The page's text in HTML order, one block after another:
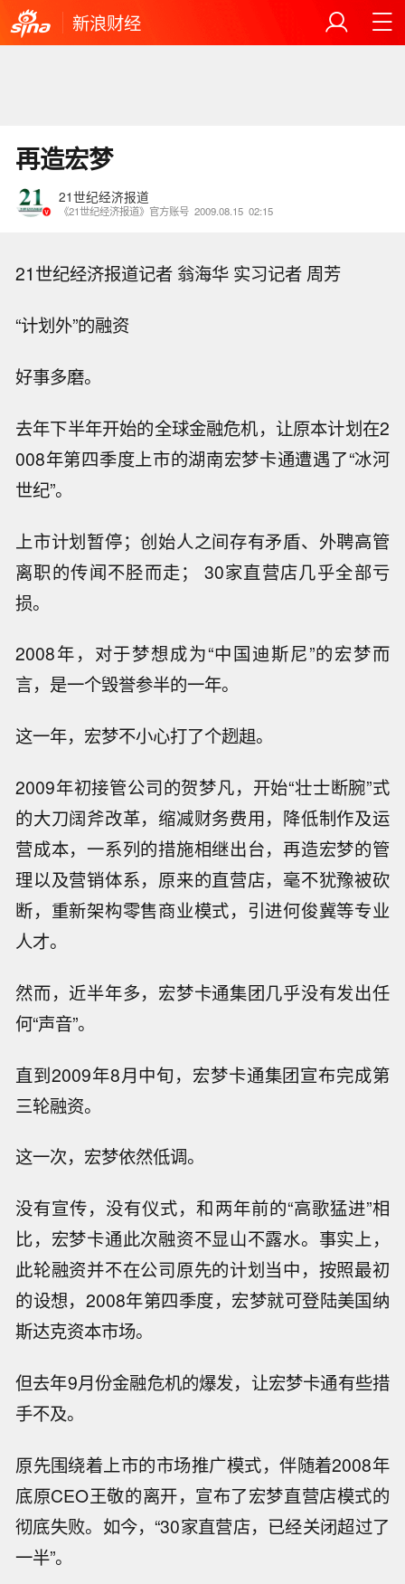
新浪财经
再造宏梦
21世纪经济报道
《21世纪经济报道》官方账号 2009.08.15 02:15
21世纪经济报道记者 翁海华 实习记者 周芳
“计划外”的融资
好事多磨。
去年下半年开始的全球金融危机，让原本计划在2
008年第四季度上市的湖南宏梦卡通遭遇了“冰河
世纪”。
上市计划暂停；创始人之间存有矛盾、外聘高管
离职的传闻不胫而走； 30家直营店几乎全部亏
损。
2008年，对于梦想成为“中国迪斯尼”的宏梦而
言，是一个毁誉参半的一年。
这一年，宏梦不小心打了个趔趄。
2009年初接管公司的贺梦凡，开始“壮士断腕”式
的大刀阔斧改革，缩减财务费用，降低制作及运
营成本，一系列的措施相继出台，再造宏梦的管
理以及营销体系，原来的直营店，毫不犹豫被砍
断，重新架构零售商业模式，引进何俊冀等专业
人才。
然而，近半年多，宏梦卡通集团几乎没有发出任
何“声音”。
直到2009年8月中旬，宏梦卡通集团宣布完成第
三轮融资。
这一次，宏梦依然低调。
没有宣传，没有仪式，和两年前的“高歌猛进”相
比，宏梦卡通此次融资不显山不露水。事实上，
此轮融资并不在公司原先的计划当中，按照最初
的设想，2008年第四季度，宏梦就可登陆美国纳
斯达克资本市场。
但去年9月份金融危机的爆发，让宏梦卡通有些措
手不及。
原先围绕着上市的市场推广模式，伴随着2008年
底原CEO王敬的离开，宣布了宏梦直营店模式的
彻底失败。如今，“30家直营店，已经关闭超过了
一半”。